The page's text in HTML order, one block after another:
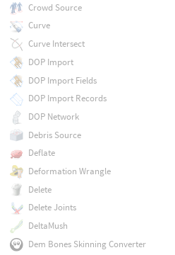
Crowd Source
Curve
Curve Intersect
DOP Import
DOP Import Fields
DOP Import Records
DOP Network
Debris Source
Deflate
Deformation Wrangle
Delete
Delete Joints
DeltaMush
Dem Bones Skinning Converter